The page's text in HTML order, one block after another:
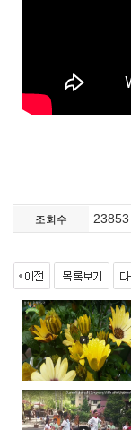
조회수 23853